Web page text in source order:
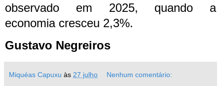
observado em 2025, quando a
economia cresceu 2,3%.
Gustavo Negreiros
Miquéas Capuxu às 27 julho Nenhum comentário: